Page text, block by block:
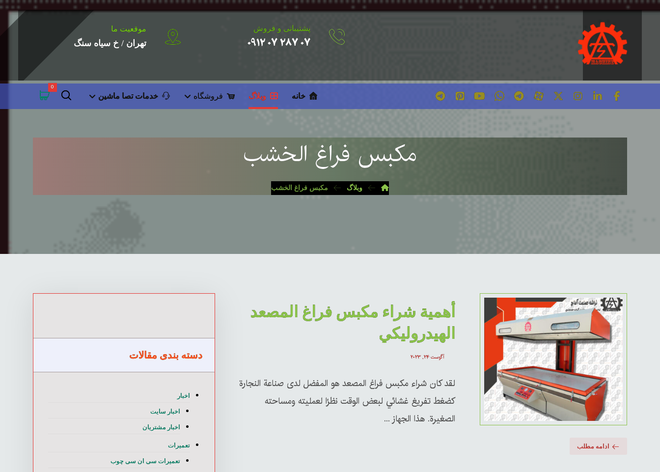
پشتیبانی و فروش
۰۷ ۲۸۷ ۰۷ ۰۹۱۲
موقعیت ما
تهران / خ سیاه سنگ
خانه وبلاگ فروشگاه خدمات تصا ماشین
مكبس فراغ الخشب
وبلاگ مكبس فراغ الخشب
أهمية شراء مكبس فراغ المصعد
الهيدروليكي
آگوست ۲۴, ۲۰۲۳
لقد كان شراء مكبس فراغ المصعد هو المفضل لدى صناعة النجارة
كضغط تفريغ غشائي لبعض الوقت نظرًا لعمليته ومساحته
الصغيرة. هذا الجهاز ...
ادامه مطلب
دسته بندی مقالات
اخبار
اخبار سایت
اخبار مشتریان
تعمیرات
تعمیرات سی ان سی چوب